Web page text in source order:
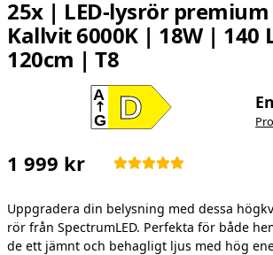
25x | LED-lysrör
Kallvit 6000K | 18W | 140
120cm | T8
D
A
G
1 999 kr
Uppgradera din belysning med dessa
rör från SpectrumLED. Perfekta för både
de ett jämnt och behagligt ljus med hög